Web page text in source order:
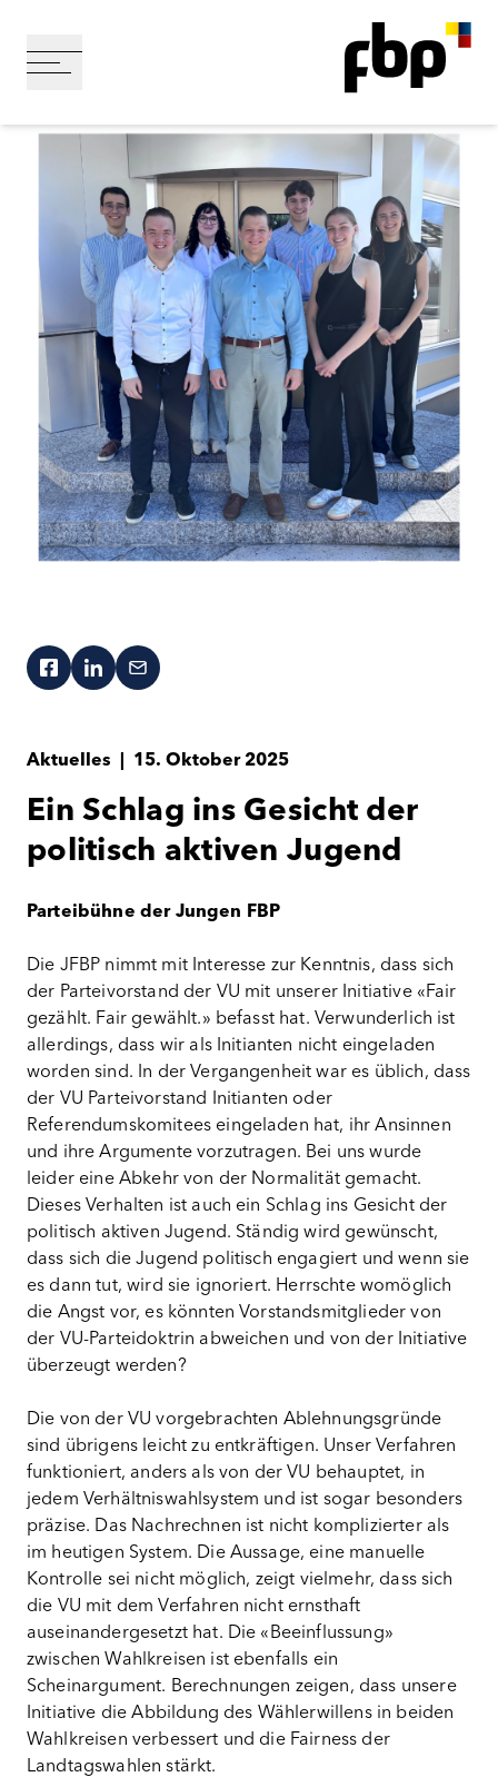
Aktuelles 15. Oktober 2025
Ein Schlag ins Gesicht der
politisch aktiven Jugend
Parteibühne der Jungen FBP
Die JFBP nimmt mit Interesse zur Kenntnis, dass sich
der Parteivorstand der VU mit unserer Initiative «Fair
gezählt. Fair gewählt.» befasst hat. Verwunderlich ist
allerdings, dass wir als Initianten nicht eingeladen
worden sind. In der Vergangenheit war es üblich, dass
der VU Parteivorstand Initianten oder
Referendumskomitees eingeladen hat, ihr Ansinnen
und ihre Argumente vorzutragen. Bei uns wurde
leider eine Abkehr von der Normalität gemacht.
Dieses Verhalten ist auch ein Schlag ins Gesicht der
politisch aktiven Jugend. Ständig wird gewünscht,
dass sich die Jugend politisch engagiert und wenn sie
es dann tut, wird sie ignoriert. Herrschte womöglich
die Angst vor, es könnten Vorstandsmitglieder von
der VU-Parteidoktrin abweichen und von der Initiative
überzeugt werden?
Die von der VU vorgebrachten Ablehnungsgründe
sind übrigens leicht zu entkräftigen. Unser Verfahren
funktioniert, anders als von der VU behauptet, in
jedem Verhältniswahlsystem und ist sogar besonders
präzise. Das Nachrechnen ist nicht komplizierter als
im heutigen System. Die Aussage, eine manuelle
Kontrolle sei nicht möglich, zeigt vielmehr, dass sich
die VU mit dem Verfahren nicht ernsthaft
auseinandergesetzt hat. Die «Beeinflussung»
zwischen Wahlkreisen ist ebenfalls ein
Scheinargument. Berechnungen zeigen, dass unsere
Initiative die Abbildung des Wählerwillens in beiden
Wahlkreisen verbessert und die Fairness der
Landtagswahlen stärkt.